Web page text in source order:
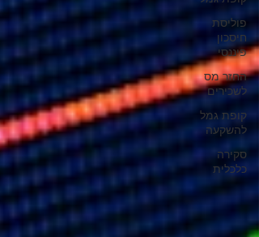
פוליסת
חיסכון
פיננסי
החזר מס
לשכירים
קופת גמל
להשקעה
סקירה
כלכלית